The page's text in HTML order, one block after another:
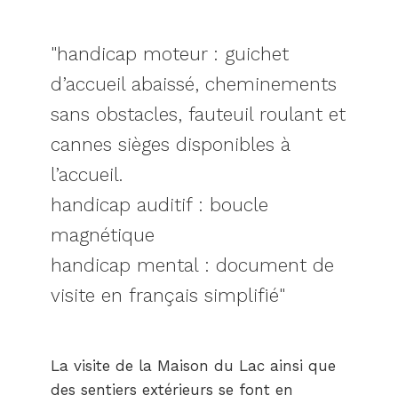
handicap moteur : guichet
d’accueil abaissé, cheminements
sans obstacles, fauteuil roulant et
cannes sièges disponibles à
l’accueil.
handicap auditif : boucle
magnétique
handicap mental : document de
visite en français simplifié
La visite de la Maison du Lac ainsi que
des sentiers extérieurs se font en